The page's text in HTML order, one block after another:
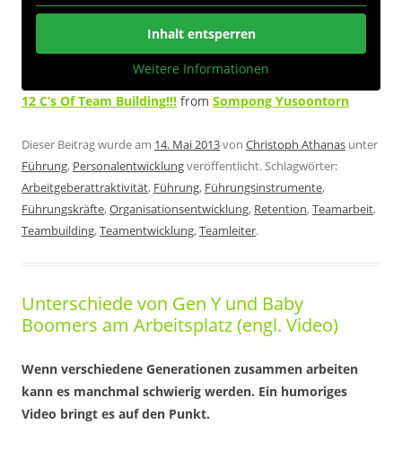
Inhalt entsperren
Weitere Informationen
12 C’s Of Team Building!!! from Sompong Yusoontorn
Dieser Beitrag wurde am 14. Mai 2013von Christoph Athanas unter
Führung, Personalentwicklungveröffentlicht. Schlagwörter:
Arbeitgeberattraktivität, Führung, Führungsinstrumente,
Führungskräfte,Organisationsentwicklung, Retention,Teamarbeit,
Teambuilding,Teamentwicklung,Teamleiter.
Unterschiede von Gen Y und Baby
Boomers am Arbeitsplatz (engl. Video)
Wenn verschiedene Generationen zusammen arbeiten
kann es manchmal schwierig werden. Ein humoriges
Video bringt es auf den Punkt.